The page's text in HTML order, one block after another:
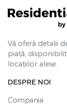
Vă oferă detalii
piață,
locațiilor alese.
DESPRE NOI
Compania